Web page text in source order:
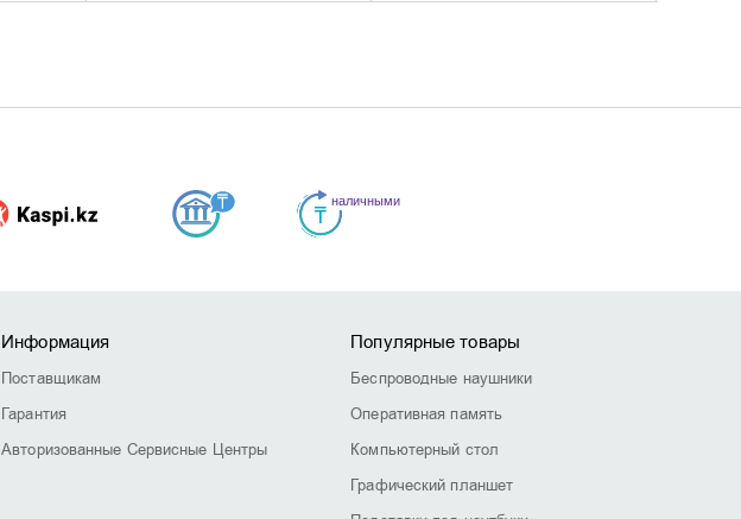
Информация
Поставщикам
Гарантия
Авторизованные Сервисные Центры
Популярные товары
Беспроводные наушники
Оперативная память
Компьютерный стол
Графический планшет